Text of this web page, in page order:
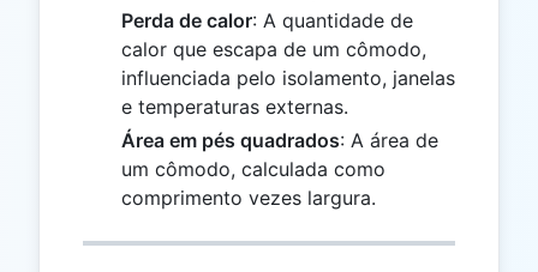
Perda de calor: A quantidade de
calor que escapa de um cômodo,
influenciada pelo isolamento, janelas
e temperaturas externas.
Área em pés quadrados: A área de
um cômodo, calculada como
comprimento vezes largura.